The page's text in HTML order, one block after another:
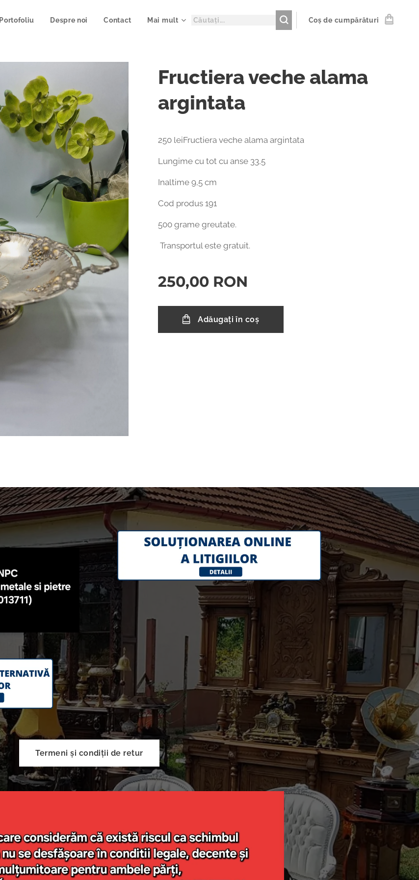
Portofoliu Despre noi Contact Mai mult Coș de cumpărături
Fructiera veche alama
argintata
250 leiFructiera veche alama argintata
Lungime cu tot cu anse 33,5
Inaltime 9,5 cm
Cod produs 191
500 grame greutate.
Transportul este gratuit.
250,00 RON
Adăugați în coș
Termeni și condiții de retur